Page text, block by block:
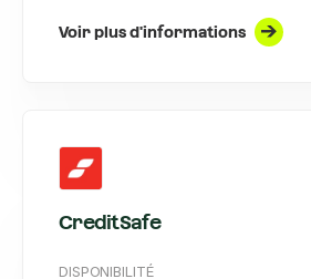
Voir plus d'informations
CreditSafe
DISPONIBILITÉ